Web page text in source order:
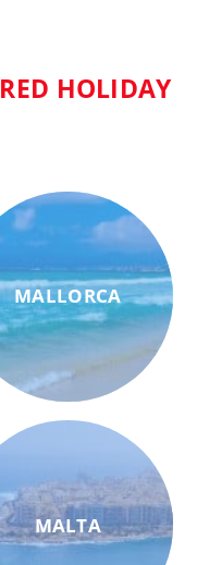
RED HOLIDAY
MALLORCA
MALTA